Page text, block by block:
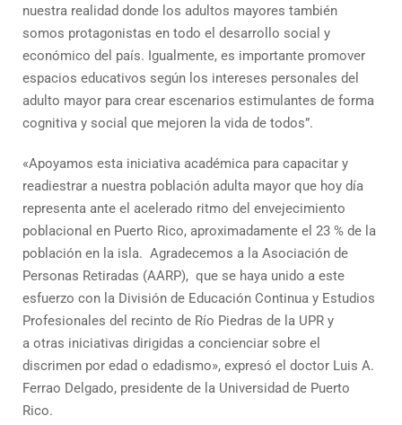
nuestra realidad donde los adultos mayores también
somos protagonistas en todo el desarrollo social y
económico del país. Igualmente, es importante promover
espacios educativos según los intereses personales del
adulto mayor para crear escenarios estimulantes de forma
cognitiva y social que mejoren la vida de todos”.
«Apoyamos esta iniciativa académica para capacitar y
readiestrar a nuestra población adulta mayor que hoy día
representa ante el acelerado ritmo del envejecimiento
poblacional en Puerto Rico, aproximadamente el 23 % de la
población en la isla. Agradecemos a la Asociación de
Personas Retiradas (AARP), que se haya unido a este
esfuerzo con la División de Educación Continua y Estudios
Profesionales del recinto de Río Piedras de la UPR y
a otras iniciativas dirigidas a concienciar sobre el
discrimen por edad o edadismo», expresó el doctor Luis A.
Ferrao Delgado, presidente de la Universidad de Puerto
Rico.